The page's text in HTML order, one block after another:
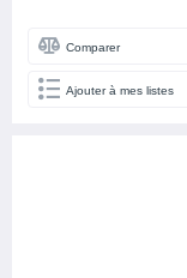
Comparer
Ajouter à mes listes